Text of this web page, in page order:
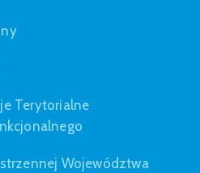
Terytorialne
Województwa